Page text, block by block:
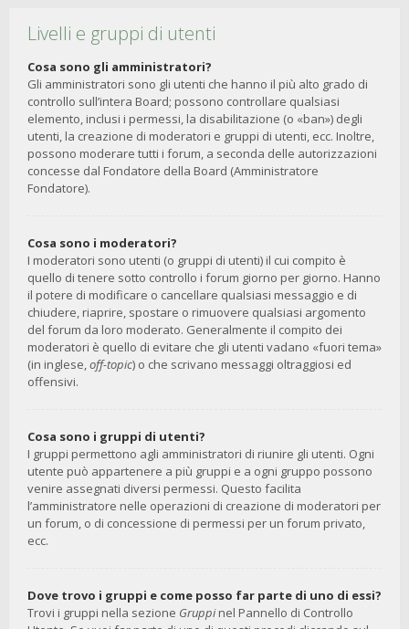
Livelli e gruppi di utenti
Cosa sono gli amministratori?
Gli amministratori sono gli utenti che hanno il più alto grado di
controllo sull’intera Board; possono controllare qualsiasi
elemento, inclusi i permessi, la disabilitazione (o «ban») degli
utenti, la creazione di moderatori e gruppi di utenti, ecc. Inoltre,
possono moderare tutti i forum, a seconda delle autorizzazioni
concesse dal Fondatore della Board (Amministratore
Fondatore).
Cosa sono i moderatori?
I moderatori sono utenti (o gruppi di utenti) il cui compito è
quello di tenere sotto controllo i forum giorno per giorno. Hanno
il potere di modificare o cancellare qualsiasi messaggio e di
chiudere, riaprire, spostare o rimuovere qualsiasi argomento
del forum da loro moderato. Generalmente il compito dei
moderatori è quello di evitare che gli utenti vadano «fuori tema»
(in inglese,off-topic) o che scrivano messaggi oltraggiosi ed
offensivi.
Cosa sono i gruppi di utenti?
I gruppi permettono agli amministratori di riunire gli utenti. Ogni
utente può appartenere a più gruppi e a ogni gruppo possono
venire assegnati diversi permessi. Questo facilita
l’amministratore nelle operazioni di creazione di moderatori per
un forum, o di concessione di permessi per un forum privato,
ecc.
Dove trovo i gruppi e come posso far parte di uno di essi?
Trovi i gruppi nella sezione Gruppinel Pannello di Controllo